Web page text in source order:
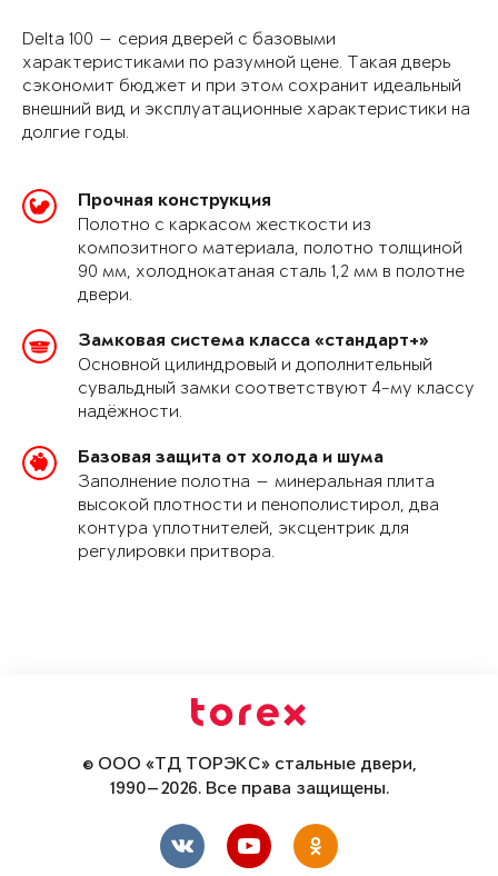
Delta 100 — серия дверей с базовыми
характеристиками по разумной цене. Такая дверь
сэкономит бюджет и при этом сохранит идеальный
внешний вид и эксплуатационные характеристики на
долгие годы.
Прочная конструкция
Полотно с каркасом жесткости из
композитного материала, полотно толщиной
90 мм, холоднокатаная сталь 1,2 мм в полотне
двери.
Замковая система класса «стандарт+»
Основной цилиндровый и дополнительный
сувальдный замки соответствуют 4-му классу
надёжности.
Базовая защита от холода и шума
Заполнение полотна — минеральная плита
высокой плотности и пенополистирол, два
контура уплотнителей, эксцентрик для
регулировки притвора.
© ООО «ТД ТОРЭКС» стальные двери,
1990—2026. Все права защищены.